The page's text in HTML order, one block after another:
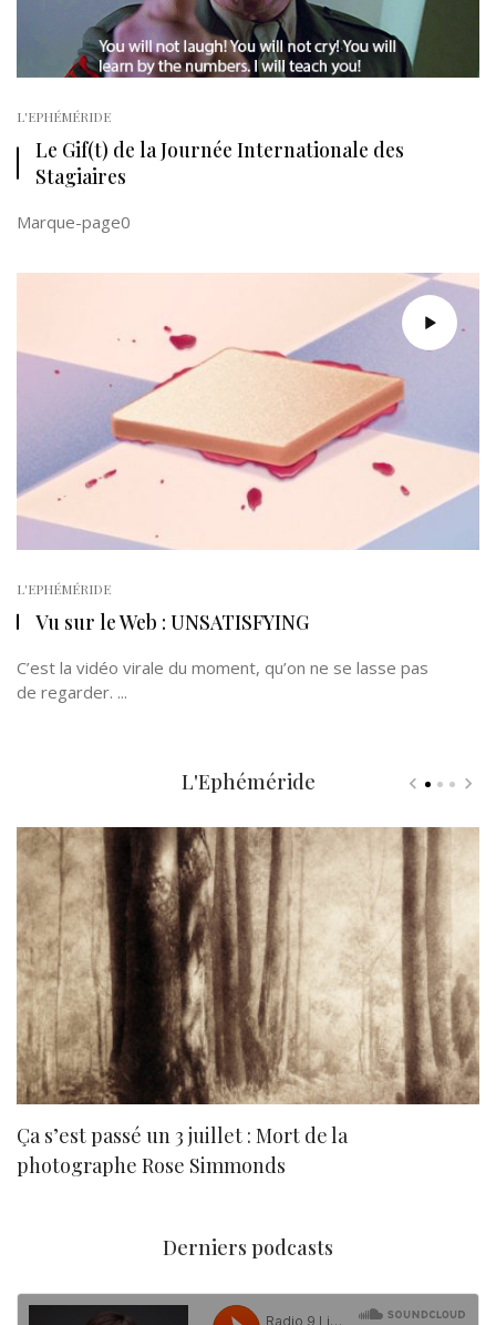
L'EPHÉMÉRIDE
Le Gif(t) de la Journée Internationale des
Stagiaires
Marque-page0
L'EPHÉMÉRIDE
Vu sur le Web : UNSATISFYING
C’est la vidéo virale du moment, qu’on ne se lasse pas
de regarder. ...
L'Ephéméride
Ça s’est passé un 3 juillet : Mort de la
photographe Rose Simmonds
Derniers podcasts